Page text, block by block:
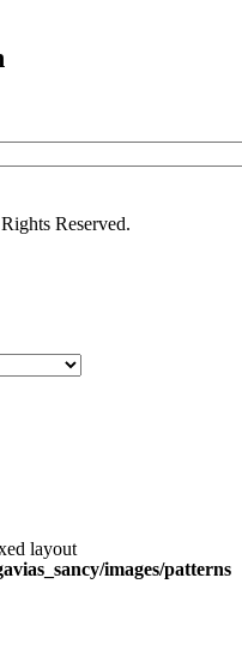
Reserved.
layout
images/patterns